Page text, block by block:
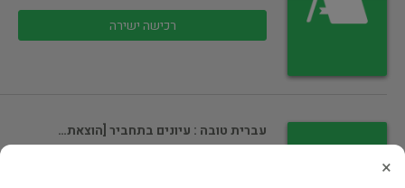
רכישה ישירה
עברית טובה : עיונים בתחביר [הוצאת…
×